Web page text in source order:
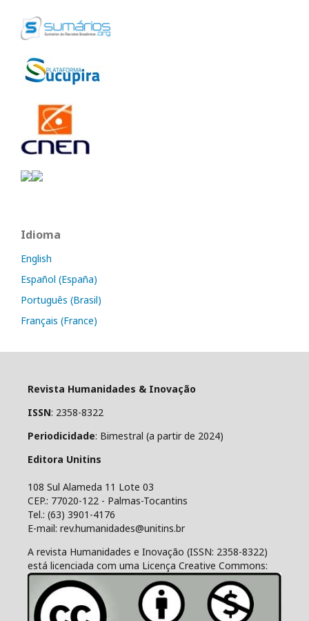
Idioma
English
Español (España)
Português (Brasil)
Français (France)
Revista Humanidades & Inovação
ISSN: 2358-8322
Periodicidade: Bimestral (a partir de 2024)
Editora Unitins
108 Sul Alameda 11 Lote 03
CEP.: 77020-122 - Palmas-Tocantins
Tel.: (63) 3901-4176
E-mail: rev.humanidades@unitins.br
A revista Humanidades e Inovação (ISSN: 2358-8322)
está licenciada com uma Licença Creative Commons: